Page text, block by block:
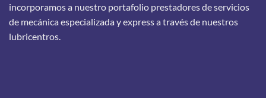
incorporamos a nuestro portafolio prestadores de servicios
de mecánica especializada y express a través de nuestros
lubricentros.